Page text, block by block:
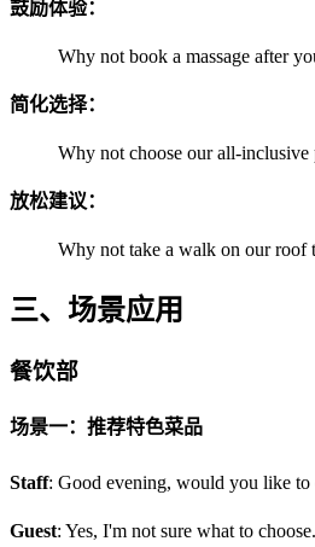
鼓励体验：
Why not book a massage after
简化选择：
Why not choose our all-
放松建议：
Why not take a walk on our
三、场景应用
餐饮部
场景一：推荐特色菜品
Staff: Good evening, would you like
Guest: Yes, I'm not sure what to